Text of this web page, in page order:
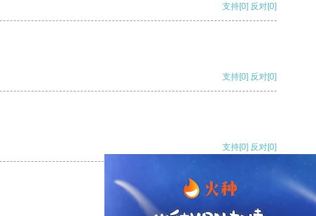
支持[0] 反对[0]
支持[0] 反对[0]
支持[0] 反对[0]